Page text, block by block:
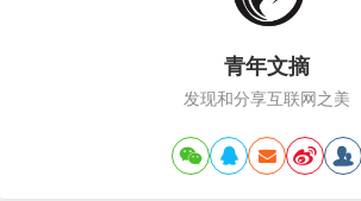
青年文摘
发现和分享互联网之美